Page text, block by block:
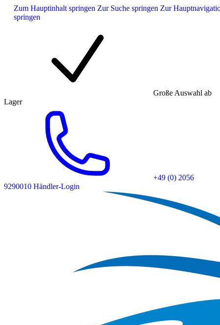
Zum Hauptinhalt springen Zur Suche springen Zur
springen
Große Auswahl ab
Lager
+49 (0) 2056
9290010 Händler-Login